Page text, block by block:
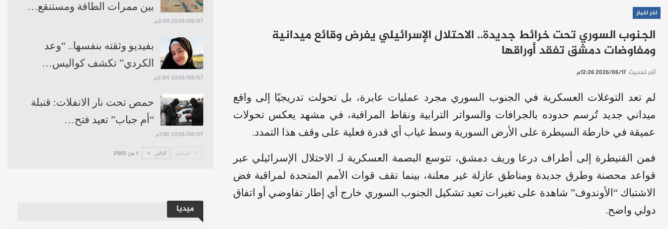
اخر اخبار
الجنوب السوري تحت خرائط جديدة.. الاحتلال الإسرائيلي يفرض وقائع ميدانية
ومفاوضات دمشق تفقد أوراقها
آخر تحديث 2026/06/17 12:26م
لم تعد التوغلات العسكرية في الجنوب السوري مجرد عمليات عابرة، بل تحولت تدريجيًا إلى واقع
ميداني جديد تُرسم حدوده بالجرافات والسواتر الترابية ونقاط المراقبة، في مشهد يعكس تحولات
عميقة في خارطة السيطرة على الأرض السورية وسط غياب أي قدرة فعلية على وقف هذا التمدد.
فمن القنيطرة إلى أطراف درعا وريف دمشق، تتوسع البصمة العسكرية لـ الاحتلال الإسرائيلي عبر
قواعد محصنة وطرق جديدة ومناطق عازلة غير معلنة، بينما تقف قوات الأمم المتحدة لمراقبة فض
الاشتباك “الأوندوف” شاهدة على تغيرات تعيد تشكيل الجنوب السوري خارج أي إطار تفاوضي أو اتفاق
دولي واضح.
بين ممرات الطاقة ومستنقع…
2026/08/07 2:09م
بفيديو وثقته بنفسها.. “وعد
الكردي” تكشف كواليس…
2026/08/07 2:04م
حمص تحت نار الانفلات: قنبلة
“أم جباب” تعيد فتح…
2026/08/07 1:50م
السابق التالي 1 من 2٬602
ميديا